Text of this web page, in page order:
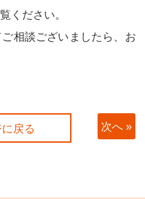
ください。
相談ございましたら、お
次へ »
戻る